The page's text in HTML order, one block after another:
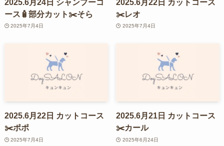
2025.6月24日 シャンプーコ
ース🧴部分カット✂️そら
2025年7月4日
2025.6月22日 カットコース
✂️レオ
2025年7月4日
2025.6月22日 カットコース
✂️ポポ
2025年7月4日
2025.6月21日 カットコース
✂️カール
2025年6月24日